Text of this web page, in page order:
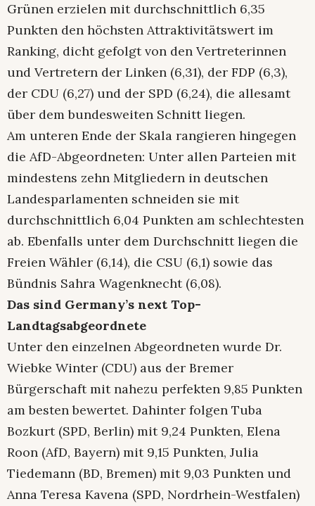
Grünen erzielen mit durchschnittlich 6,35
Punkten den höchsten Attraktivitätswert im
Ranking, dicht gefolgt von den Vertreterinnen
und Vertretern der Linken (6,31), der FDP (6,3),
der CDU (6,27) und der SPD (6,24), die allesamt
über dem bundesweiten Schnitt liegen.
Am unteren Ende der Skala rangieren hingegen
die AfD-Abgeordneten: Unter allen Parteien mit
mindestens zehn Mitgliedern in deutschen
Landesparlamenten schneiden sie mit
durchschnittlich 6,04 Punkten am schlechtesten
ab. Ebenfalls unter dem Durchschnitt liegen die
Freien Wähler (6,14), die CSU (6,1) sowie das
Bündnis Sahra Wagenknecht (6,08).
Das sind Germany’s next Top-
Landtagsabgeordnete
Unter den einzelnen Abgeordneten wurde Dr.
Wiebke Winter (CDU) aus der Bremer
Bürgerschaft mit nahezu perfekten 9,85 Punkten
am besten bewertet. Dahinter folgen Tuba
Bozkurt (SPD, Berlin) mit 9,24 Punkten, Elena
Roon (AfD, Bayern) mit 9,15 Punkten, Julia
Tiedemann (BD, Bremen) mit 9,03 Punkten und
Anna Teresa Kavena (SPD, Nordrhein-Westfalen)